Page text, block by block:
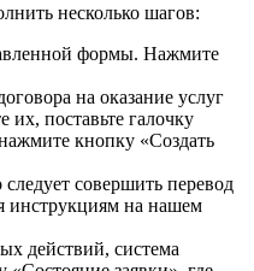
несколько шагов:
формы. Нажмите
на оказание услуг
поставьте галочку
кнопку «Создать
совершить перевод
инструкциям на нашем
действий, система